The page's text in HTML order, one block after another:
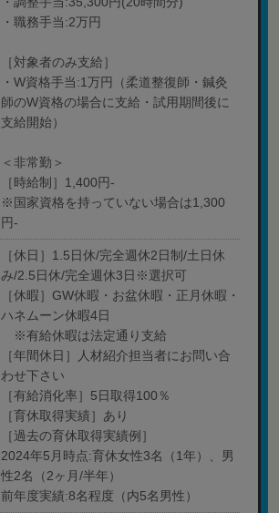
・職務手当:2万円
［対象者のみ支給］
・W資格手当:1万円（柔道整復師・鍼灸
師のW資格の場合に支給・試用期間後に
支給開始）
＜非常勤＞
［時給制］1,400円-
※国家資格を持っていない場合は1,300
円-
［休日］1.5日休/完全週休2日制/土日休
み/2.5日休/完全週休3日※選択可
［休暇］GW休暇・お盆休暇・正月休暇・
ハネムーン休暇4日
※有給休暇は法定通り支給
［年間休日］人材紹介担当者にお問い合
わせ下さい
［有給消化率］5日取得100％
［育休取得実績］あり
［過去の育休取得実績例］
2024年5月時点:育休女性3名（1年）、男
性2名（2ヶ月/半年）
前年度実績:8名程度（内5名男性）